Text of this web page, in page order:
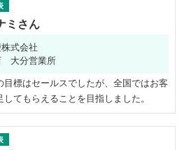
ミさん
式会社
大分営業所
目標はセールスでしたが、全国ではお客
してもらえることを目指しました。